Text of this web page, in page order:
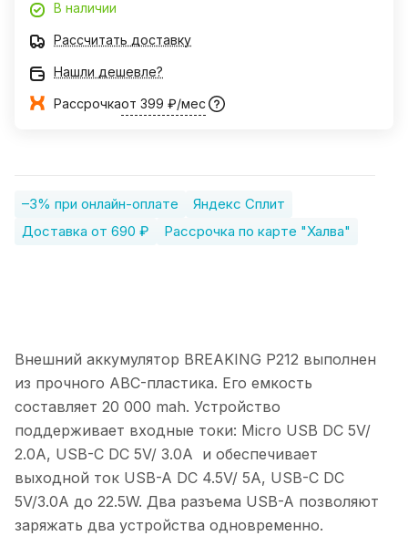
В наличии
Рассчитать доставку
Нашли дешевле?
Рассрочкаот 399 ₽/мес
–3% при онлайн-оплате
Яндекс Сплит
Доставка от 690 ₽
Рассрочка по карте "Халва"
Внешний аккумулятор BREAKING P212 выполнен
из прочного ABC-пластика. Его емкость
составляет 20 000 mah. Устройство
поддерживает входные токи: Micro USB DC 5V/
2.0A, USB-C DC 5V/ 3.0A и обеспечивает
выходной ток USB-A DC 4.5V/ 5A, USB-C DC
5V/3.0A до 22.5W. Два разъема USB-A позволяют
заряжать два устройства одновременно.